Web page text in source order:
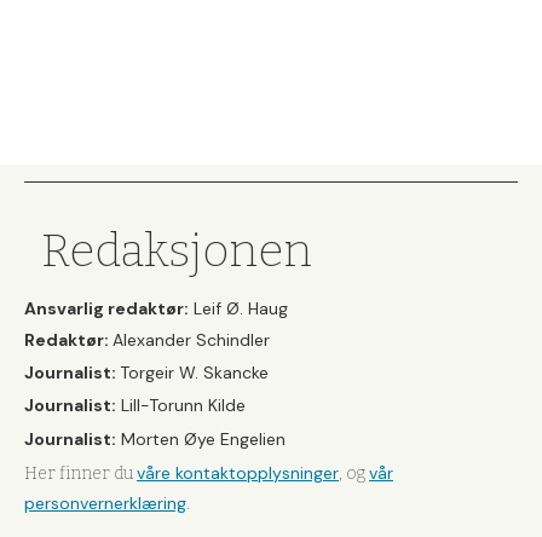
Redaksjonen
Ansvarlig redaktør: Leif Ø. Haug
Redaktør: Alexander Schindler
Journalist: Torgeir W. Skancke
Journalist: Lill-Torunn Kilde
Journalist: Morten Øye Engelien
Her finner duvåre kontaktopplysninger, ogvår
personvernerklæring.